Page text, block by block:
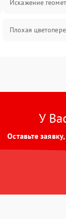
Искажение
Плохая
У
Оставьте